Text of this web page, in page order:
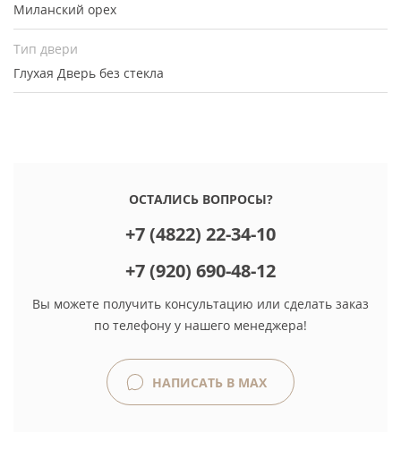
Миланский орех
Тип двери
Глухая Дверь без стекла
ОСТАЛИСЬ ВОПРОСЫ?
+7 (4822) 22-34-10
+7 (920) 690-48-12
Вы можете получить консультацию или сделать заказ
по телефону у нашего менеджера!
НАПИСАТЬ В MAX